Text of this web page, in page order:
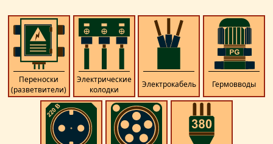
Переноски
(разветвители)
Электрические
колодки
Электрокабель Гермовводы